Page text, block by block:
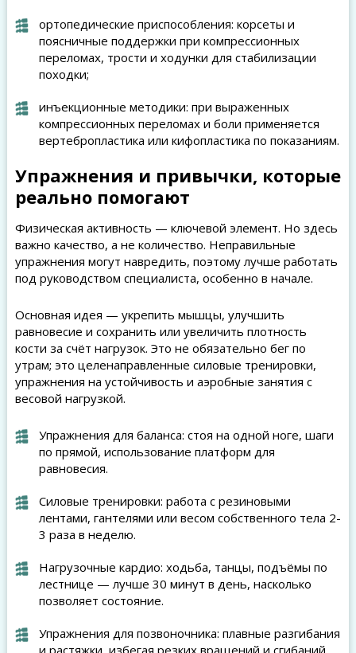
ортопедические приспособления: корсеты и
поясничные поддержки при компрессионных
переломах, трости и ходунки для стабилизации
походки;
инъекционные методики: при выраженных
компрессионных переломах и боли применяется
вертебропластика или кифопластика по показаниям.
Упражнения и привычки, которые
реально помогают
Физическая активность — ключевой элемент. Но здесь
важно качество, а не количество. Неправильные
упражнения могут навредить, поэтому лучше работать
под руководством специалиста, особенно в начале.
Основная идея — укрепить мышцы, улучшить
равновесие и сохранить или увеличить плотность
кости за счёт нагрузок. Это не обязательно бег по
утрам; это целенаправленные силовые тренировки,
упражнения на устойчивость и аэробные занятия с
весовой нагрузкой.
Упражнения для баланса: стоя на одной ноге, шаги
по прямой, использование платформ для
равновесия.
Силовые тренировки: работа с резиновыми
лентами, гантелями или весом собственного тела 2-
3 раза в неделю.
Нагрузочные кардио: ходьба, танцы, подъёмы по
лестнице — лучше 30 минут в день, насколько
позволяет состояние.
Упражнения для позвоночника: плавные разгибания
и растяжки, избегая резких вращений и сгибаний